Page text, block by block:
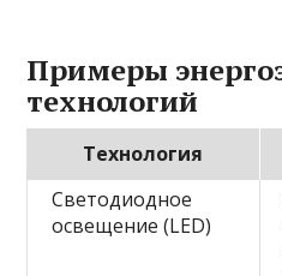
Примеры
технологий
Технология
Светодиодное
освещение (LED)